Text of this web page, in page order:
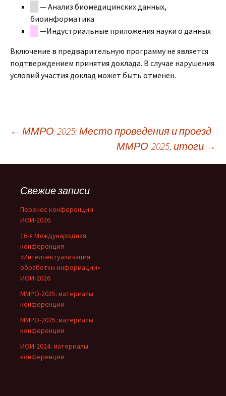
— Анализ биомедицинских данных,
биоинформатика
—Индустриальные приложения науки о данных
Включение в предварительную программу не является
подтверждением принятия доклада. В случае нарушения
условий участия доклад может быть отменен.
по
записям
← ММРО-2025: Место проведения и проезд
ММРО-2025, итоги →
Свежие записи
Перенос конференции
ИОИ-2026
16-я Международная
конференция
«Интеллектуализация
обработки информации»
ИОИ-2026
ММРО-2025: материалы
конференции
ММРО-2025: материалы
конференции
ИОИ-2024: материалы
конференции